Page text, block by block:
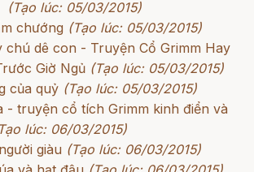
(Tạo lúc: 05/03/2015)
chướng (Tạo lúc: 05/03/2015)
chú dê con - Truyện Cổ Grimm Hay
Giờ Ngủ (Tạo lúc: 05/03/2015)
của quỷ (Tạo lúc: 05/03/2015)
- truyện cổ tích Grimm kinh điển và
lúc: 06/03/2015)
giàu (Tạo lúc: 06/03/2015)